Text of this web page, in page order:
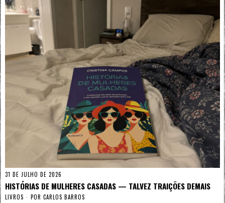
31 DE JULHO DE 2026
HISTÓRIAS DE MULHERES CASADAS — TALVEZ TRAIÇÕES DEMAIS
LIVROS POR CARLOS BARROS